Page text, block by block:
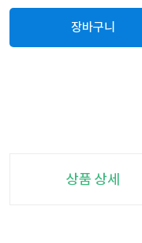
장바구니
상품 상세